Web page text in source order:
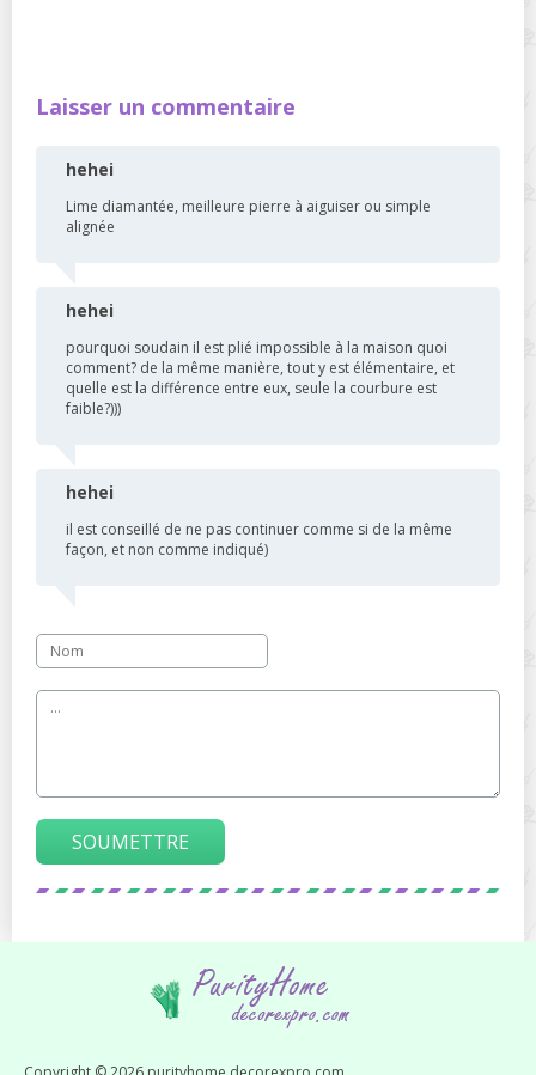
Laisser un commentaire
hehei
Lime diamantée, meilleure pierre à aiguiser ou simple
alignée
hehei
pourquoi soudain il est plié impossible à la maison quoi
comment? de la même manière, tout y est élémentaire, et
quelle est la différence entre eux, seule la courbure est
faible?)))
hehei
il est conseillé de ne pas continuer comme si de la même
façon, et non comme indiqué)
SOUMETTRE